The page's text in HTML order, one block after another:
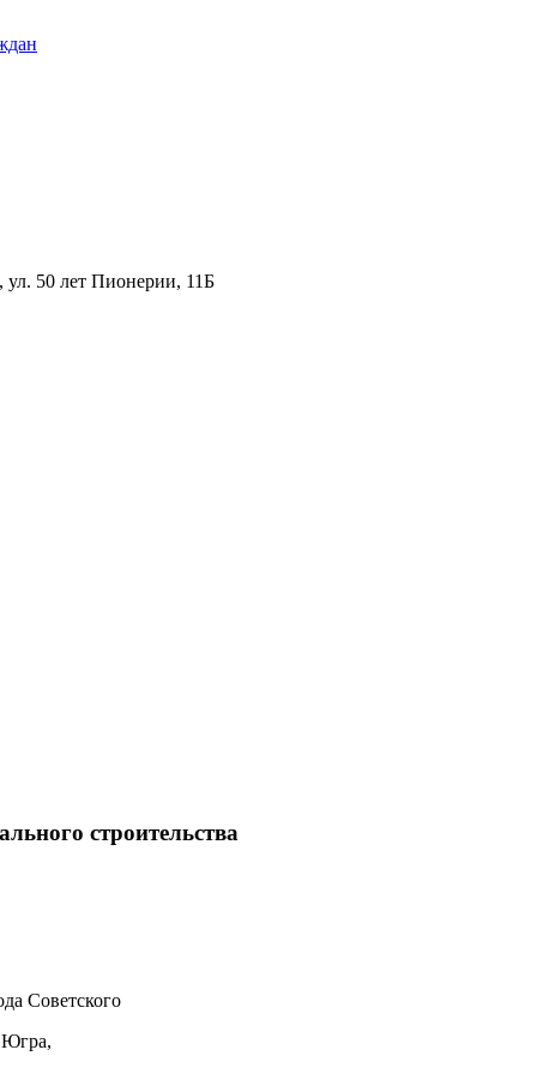
50 лет Пионерии, 11Б
строительства
Советского
Югра,